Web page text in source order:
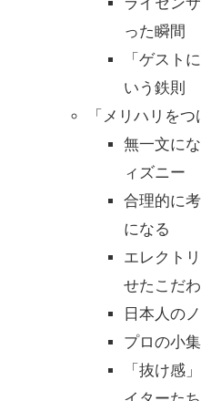
った瞬間
「ゲスト
いう鉄則
「メリハリを
無一文に
ィズニー
合理的に
になる
エレクト
せたこだわ
日本人の
プロの小
「抜け感